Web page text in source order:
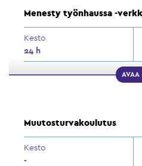
Menesty työnhaussa -
Kesto
24 h
AVAA
Muutosturvakoulutus
Kesto
-